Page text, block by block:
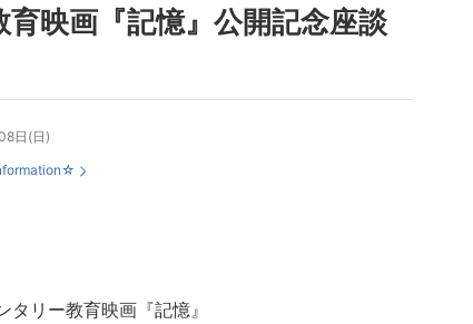
育映画『記憶』公開記念座談
日(日)
タリー教育映画『記憶』